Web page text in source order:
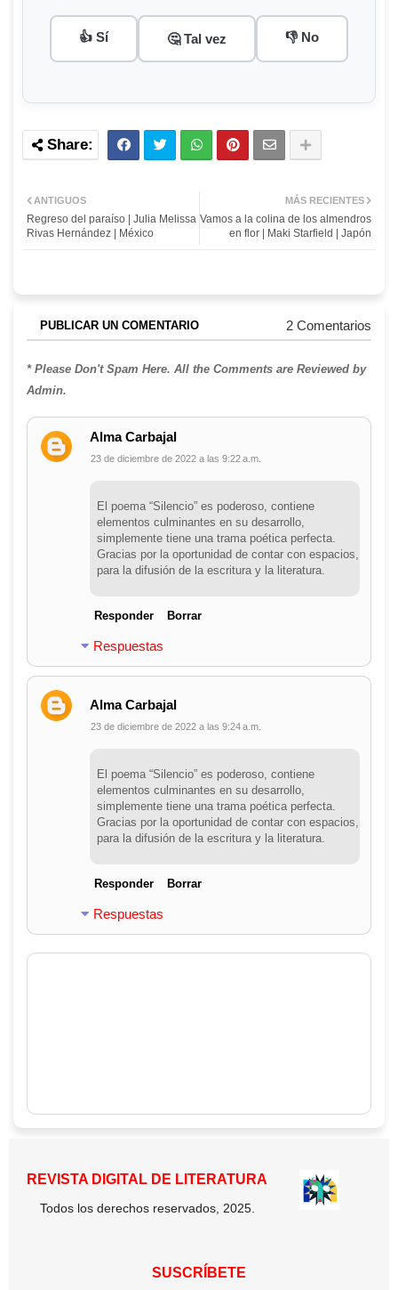
👍 Sí 🤔 Tal vez 👎 No
MÁS RECIENTES
Vamos a la colina de los almendros
en flor | Maki Starfield | Japón
ANTIGUOS
Regreso del paraíso | Julia Melissa
Rivas Hernández | México
PUBLICAR UN COMENTARIO 2 Comentarios
* Please Don't Spam Here. All the Comments are Reviewed by
Admin.
Alma Carbajal
23 de diciembre de 2022 a las 9:22 a.m.
El poema “Silencio” es poderoso, contiene
elementos culminantes en su desarrollo,
simplemente tiene una trama poética perfecta.
Gracias por la oportunidad de contar con espacios,
para la difusión de la escritura y la literatura.
Responder Borrar
Respuestas
Alma Carbajal
23 de diciembre de 2022 a las 9:24 a.m.
El poema “Silencio” es poderoso, contiene
elementos culminantes en su desarrollo,
simplemente tiene una trama poética perfecta.
Gracias por la oportunidad de contar con espacios,
para la difusión de la escritura y la literatura.
Responder Borrar
Respuestas
REVISTA DIGITAL DE LITERATURA
Todos los derechos reservados, 2025.
SUSCRÍBETE